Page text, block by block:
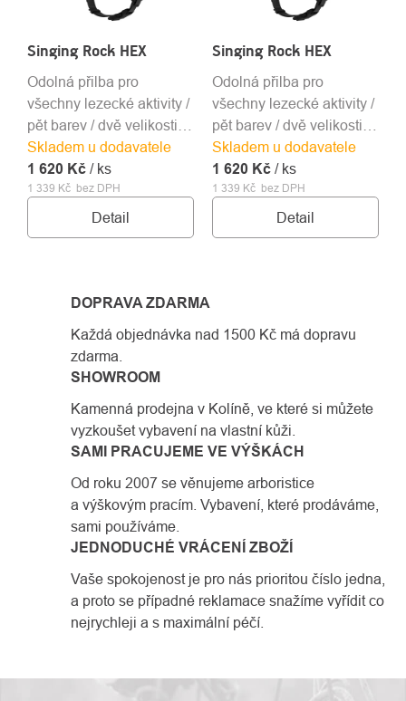
Singing Rock HEX
Skladem u dodavatele
1 339 Kč bez DPH
1 620 Kč / ks
Detail
Odolná přilba pro
všechny lezecké aktivity /
pět barev / dvě velikosti /
hmotnost 300 a 330 g
Singing Rock HEX
Skladem u dodavatele
1 339 Kč bez DPH
1 620 Kč / ks
Detail
Odolná přilba pro
všechny lezecké aktivity /
pět barev / dvě velikosti /
hmotnost 300 a 330 g
DOPRAVA ZDARMA
Každá objednávka nad 1500 Kč má dopravu
zdarma.
SHOWROOM
Kamenná prodejna v Kolíně, ve které si můžete
vyzkoušet vybavení na vlastní kůži.
SAMI PRACUJEME VE VÝŠKÁCH
Od roku 2007 se věnujeme arboristice
a výškovým pracím. Vybavení, které prodáváme,
sami používáme.
JEDNODUCHÉ VRÁCENÍ ZBOŽÍ
Vaše spokojenost je pro nás prioritou číslo jedna,
a proto se případné reklamace snažíme vyřídit co
nejrychleji a s maximální péčí.